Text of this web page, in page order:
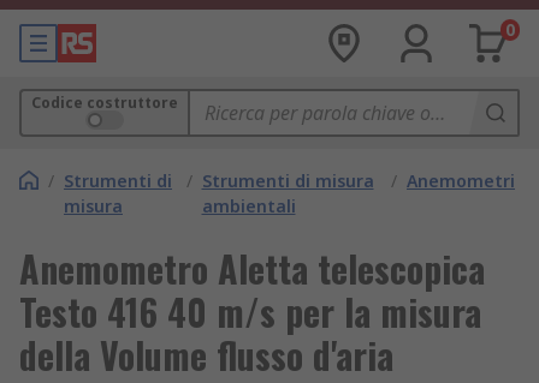
0
Codice costruttore
/ Strumenti di
misura
/ Strumenti di misura
ambientali
/ Anemometri
Anemometro Aletta telescopica
Testo 416 40 m/s per la misura
della Volume flusso d'aria